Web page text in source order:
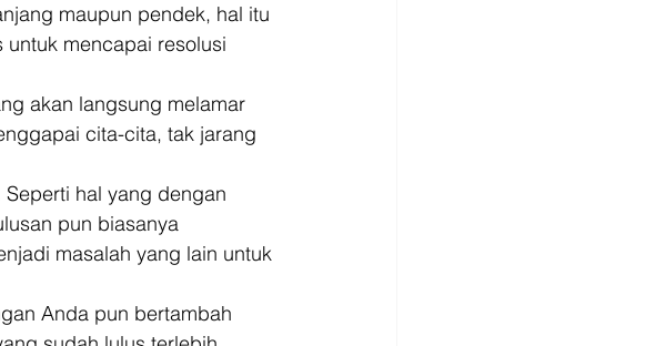
maupun pendek, hal itu
mencapai resolusi
akan langsung melamar
cita-cita, tak jarang
hal yang dengan
pun biasanya
masalah yang lain untuk
Anda pun bertambah